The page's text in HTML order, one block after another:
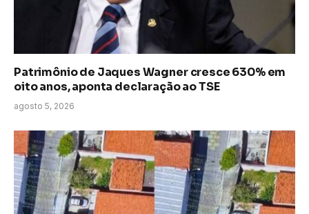
Patrimônio de Jaques Wagner cresce 630% em
oito anos, aponta declaração ao TSE
agosto 5, 2026